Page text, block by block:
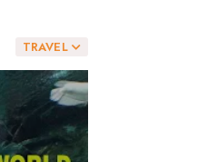
TRAVEL